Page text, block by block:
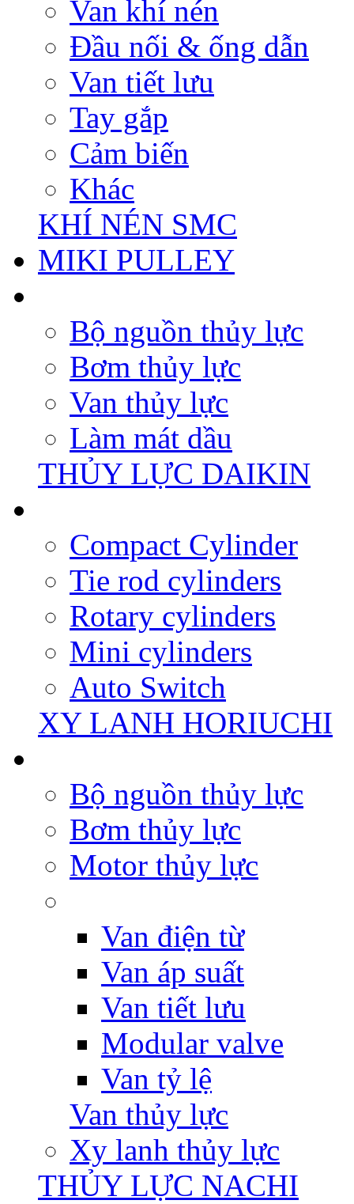
Van khí nén
Đầu nối & ống dẫn
Van tiết lưu
Tay gắp
Cảm biến
Khác
KHÍ NÉN SMC
MIKI PULLEY
Bộ nguồn thủy lực
Bơm thủy lực
Van thủy lực
Làm mát dầu
THỦY LỰC DAIKIN
Compact Cylinder
Tie rod cylinders
Rotary cylinders
Mini cylinders
Auto Switch
XY LANH HORIUCHI
Bộ nguồn thủy lực
Bơm thủy lực
Motor thủy lực
Van điện từ
Van áp suất
Van tiết lưu
Modular valve
Van tỷ lệ
Van thủy lực
Xy lanh thủy lực
THỦY LỰC NACHI